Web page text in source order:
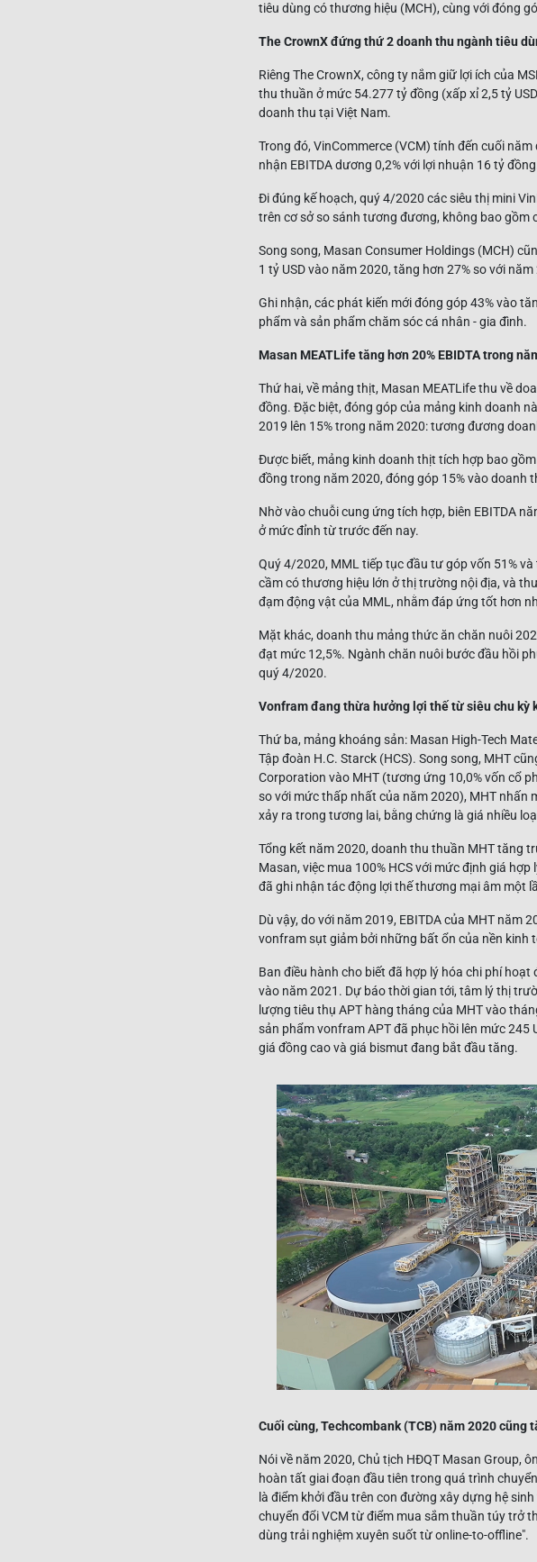
tiêu dùng có thương hiệu (MCH), cùng với đóng
The CrownX đứng thứ 2 doanh thu ngành tiêu
Riêng The CrownX, công ty nắm giữ lợi ích của
thu thuần ở mức 54.277 tỷ đồng (xấp xỉ 2,5 tỷ
doanh thu tại Việt Nam.
Trong đó, VinCommerce (VCM) tính đến cuối
nhận EBITDA dương 0,2% với lợi nhuận 16 tỷ
Đi đúng kế hoạch, quý 4/2020 các siêu thị mini
trên cơ sở so sánh tương đương, không bao
Song song, Masan Consumer Holdings (MCH)
1 tỷ USD vào năm 2020, tăng hơn 27% so với
Ghi nhận, các phát kiến mới đóng góp 43% vào
phẩm và sản phẩm chăm sóc cá nhân - gia đình.
Masan MEATLife tăng hơn 20% EBIDTA trong
Thứ hai, về mảng thịt, Masan MEATLife thu về
đồng. Đặc biệt, đóng góp của mảng kinh doanh
2019 lên 15% trong năm 2020: tương đương
Được biết, mảng kinh doanh thịt tích hợp bao
đồng trong năm 2020, đóng góp 15% vào doanh
Nhờ vào chuỗi cung ứng tích hợp, biên EBITDA
ở mức đỉnh từ trước đến nay.
Quý 4/2020, MML tiếp tục đầu tư góp vốn 51%
cầm có thương hiệu lớn ở thị trường nội địa, và
đạm động vật của MML, nhằm đáp ứng tốt hơn
Mặt khác, doanh thu mảng thức ăn chăn nuôi
đạt mức 12,5%. Ngành chăn nuôi bước đầu hồi
quý 4/2020.
Vonfram đang thừa hưởng lợi thế từ siêu chu kỳ
Thứ ba, mảng khoáng sản: Masan High-Tech
Tập đoàn H.C. Starck (HCS). Song song, MHT
Corporation vào MHT (tương ứng 10,0% vốn cổ
​​so với mức thấp nhất của năm 2020), MHT nhấn
xảy ra trong tương lai, bằng chứng là giá nhiều
Tổng kết năm 2020, doanh thu thuần MHT tăng
Masan, việc mua 100% HCS với mức định giá
đã ghi nhận tác động lợi thế thương mại âm một
Dù vậy, do với năm 2019, EBITDA của MHT năm
vonfram sụt giảm bởi những bất ổn của nền kinh
Ban điều hành cho biết đã hợp lý hóa chi phí
vào năm 2021. Dự báo thời gian tới, tâm lý thị
lượng tiêu thụ APT hàng tháng của MHT vào
sản phẩm vonfram APT đã phục hồi lên mức 245
giá đồng cao và giá bismut đang bắt đầu tăng.
Cuối cùng, Techcombank (TCB) năm 2020
Nói về năm 2020, Chủ tịch HĐQT Masan Group,
hoàn tất giai đoạn đầu tiên trong quá trình
là điểm khởi đầu trên con đường xây dựng hệ
chuyển đổi VCM từ điểm mua sắm thuần túy trở
dùng trải nghiệm xuyên suốt từ online-to-offline".